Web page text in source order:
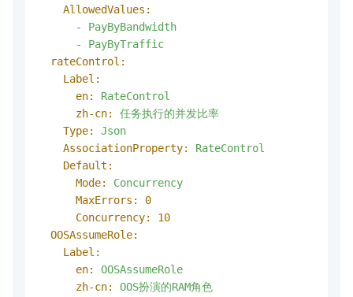
AllowedValues:
-
PayByBandwidth
-
PayByTraffic
rateControl:
Label:
en:
RateControl
zh-cn:
任务执行的并发比率
Type:
Json
AssociationProperty:
RateControl
Default:
Mode:
Concurrency
MaxErrors:
0
Concurrency:
10
OOSAssumeRole:
Label:
en:
OOSAssumeRole
zh-cn:
OOS扮演的RAM角色